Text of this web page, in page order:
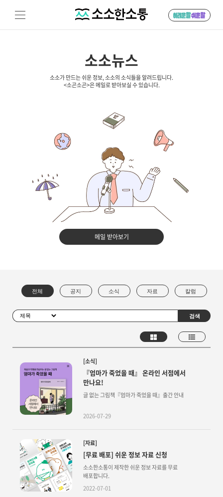
소소뉴스
소소가 만드는 쉬운 정보, 소소의 소식들을 알려드립니다.
<소곤소곤>은 메일로 받아보실 수 있습니다.
메일 받아보기
[소식]
『엄마가 죽었을 때』 온라인 서점에서
만나요!
글 없는 그림책『엄마가 죽었을 때』출간 안내
2026-07-29
[자료]
[무료 배포] 쉬운 정보 자료 신청
소소한소통이 제작한 쉬운 정보 자료를 무료
배포합니다.
2022-07-01